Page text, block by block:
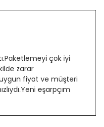
çok iyi
zarar
fiyat ve müşteri
eşarpçım